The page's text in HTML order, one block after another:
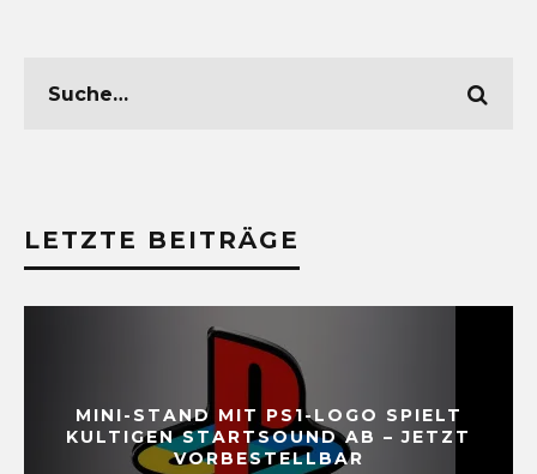
LETZTE BEITRÄGE
MINI-STAND MIT PS1-LOGO SPIELT
KULTIGEN STARTSOUND AB – JETZT
VORBESTELLBAR